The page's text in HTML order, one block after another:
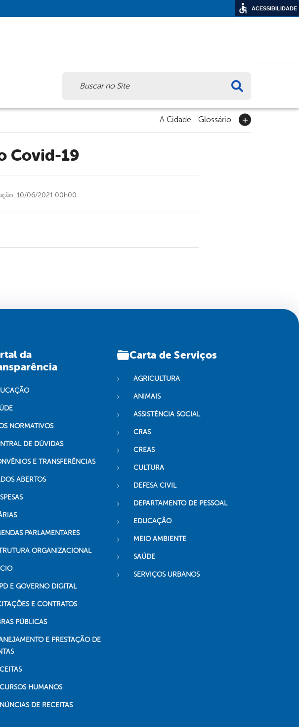
A Cidade Glossário
Covid-19
10/06/2021 00h00
da
NORMATIVOS
DE DÚVIDAS
E TRANSFERÊNCIAS
ABERTOS
PARLAMENTARES
ORGANIZACIONAL
E GOVERNO DIGITAL
E CONTRATOS
PÚBLICAS
E PRESTAÇÃO DE
HUMANOS
DE RECEITAS
Carta de Serviços
AGRICULTURA
ANIMAIS
ASSISTÊNCIA SOCIAL
CRAS
CREAS
CULTURA
DEFESA CIVIL
DEPARTAMENTO DE PESSOAL
EDUCAÇÃO
MEIO AMBIENTE
SAÚDE
SERVIÇOS URBANOS
ACESSIBILIDADE